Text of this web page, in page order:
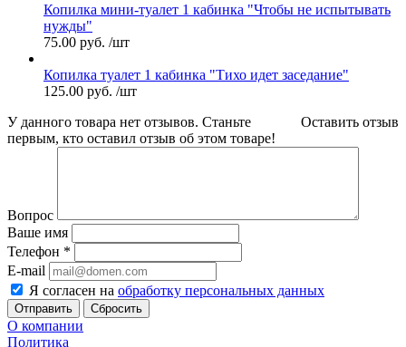
Копилка мини-туалет 1 кабинка "Чтобы не испытывать
нужды"
75.00 руб. /шт
Копилка туалет 1 кабинка "Тихо идет заседание"
125.00 руб. /шт
Оставить отзыв
У данного товара нет отзывов. Станьте
первым, кто оставил отзыв об этом товаре!
Вопрос
Ваше имя
Телефон *
E-mail
Я согласен на обработку персональных данных
Сбросить
О компании
Политика